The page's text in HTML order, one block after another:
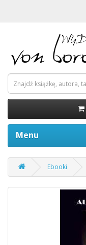
Menu
Ebooki